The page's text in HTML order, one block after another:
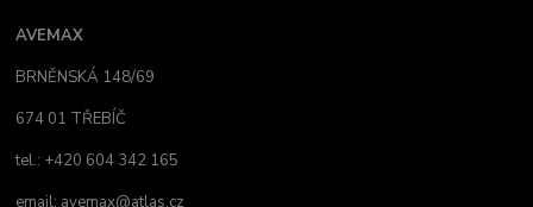
AVEMAX
BRNĚNSKÁ 148/69
674 01 TŘEBÍČ
tel.: +420 604 342 165
email: avemax@atlas.cz